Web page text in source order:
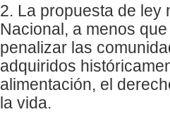
2. La propuesta de ley
Nacional, a menos
penalizar las
adquiridos
alimentación, el
la vida.